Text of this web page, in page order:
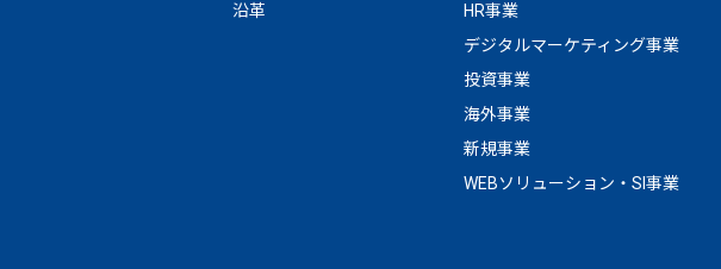
沿革
HR事業
デジタルマーケティング事業
投資事業
海外事業
新規事業
WEBソリューション・SI事業